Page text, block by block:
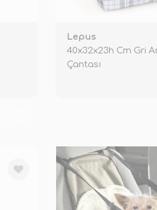
Lepus
40x32x23h Cm Gri
Çantası